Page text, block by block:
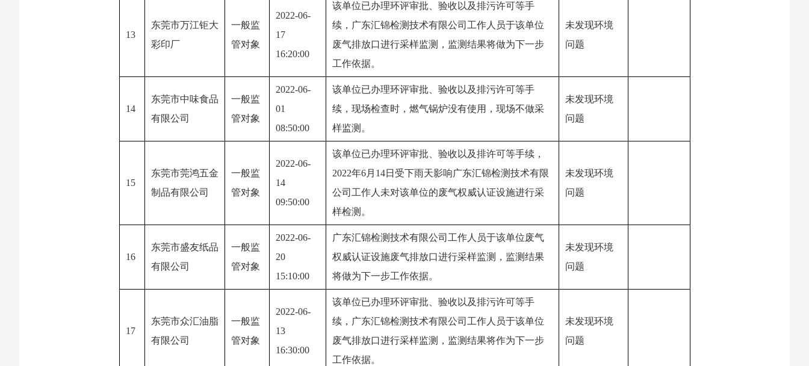
13
东莞市万江钜大
彩印厂
一般监
管对象
2022-06-
17
16:20:00
该单位已办理环评审批、验收以及排污许可等手
续，广东汇锦检测技术有限公司工作人员于该单位
废气排放口进行采样监测，监测结果将做为下一步
工作依据。
未发现环境
问题
14
东莞市中味食品
有限公司
一般监
管对象
2022-06-
01
08:50:00
该单位已办理环评审批、验收以及排污许可等手
续，现场检查时，燃气锅炉没有使用，现场不做采
样监测。
未发现环境
问题
15
东莞市莞鸿五金
制品有限公司
一般监
管对象
2022-06-
14
09:50:00
该单位已办理环评审批、验收以及排许可等手续，
2022年6月14日受下雨天影响广东汇锦检测技术有限
公司工作人未对该单位的废气权威认证设施进行采
样检测。
未发现环境
问题
16
东莞市盛友纸品
有限公司
一般监
管对象
2022-06-
20
15:10:00
广东汇锦检测技术有限公司工作人员于该单位废气
权威认证设施废气排放口进行采样监测，监测结果
将做为下一步工作依据。
未发现环境
问题
17
东莞市众汇油脂
有限公司
一般监
管对象
2022-06-
13
16:30:00
该单位已办理环评审批、验收以及排污许可等手
续，广东汇锦检测技术有限公司工作人员于该单位
废气排放口进行采样监测，监测结果将作为下一步
工作依据。
未发现环境
问题